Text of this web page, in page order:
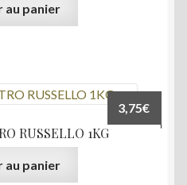
au panier
RUSSELLO 1KG
3,75€
au panier